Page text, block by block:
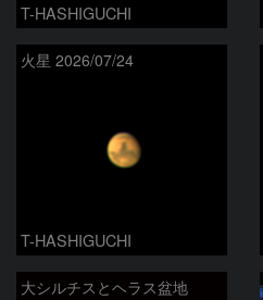
T-HASHIGUCHI
火星 2026/07/24
T-HASHIGUCHI
大シルチスとヘラス盆地